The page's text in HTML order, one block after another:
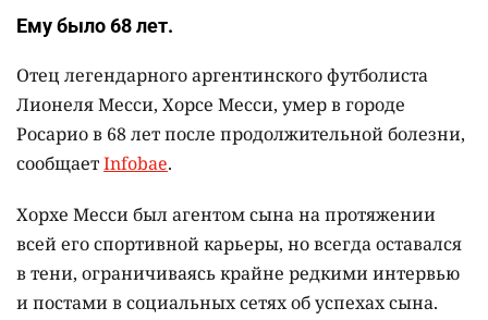
Ему было 68 лет.
Отец легендарного аргентинского футболиста
Лионеля Месси, Хорсе Месси, умер в городе
Росарио в 68 лет после продолжительной болезни,
сообщаетInfobae.
Хорхе Месси был агентом сына на протяжении
всей его спортивной карьеры, но всегда оставался
в тени, ограничиваясь крайне редкими интервью
и постами в социальных сетях об успехах сына.